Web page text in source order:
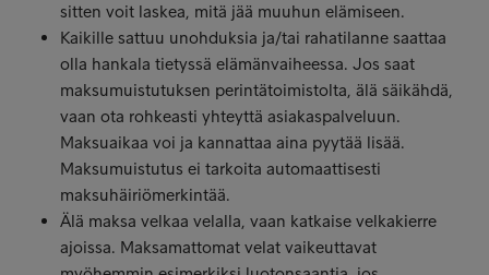
sitten voit laskea, mitä jää muuhun elämiseen.
Kaikille sattuu unohduksia ja/tai rahatilanne saattaa
olla hankala tietyssä elämänvaiheessa. Jos saat
maksumuistutuksen perintätoimistolta, älä säikähdä,
vaan ota rohkeasti yhteyttä asiakaspalveluun.
Maksuaikaa voi ja kannattaa aina pyytää lisää.
Maksumuistutus ei tarkoita automaattisesti
maksuhäiriömerkintää.
Älä maksa velkaa velalla, vaan katkaise velkakierre
ajoissa. Maksamattomat velat vaikeuttavat